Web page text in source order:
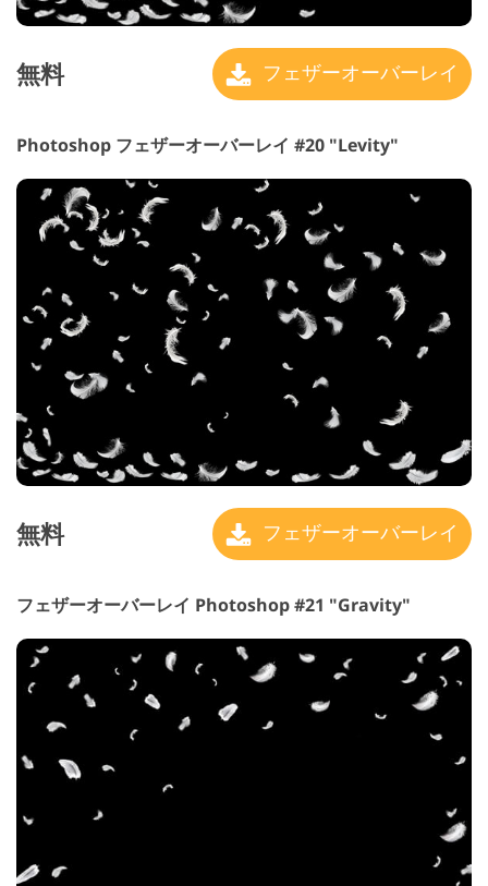
無料 フェザーオーバーレイ
Photoshop フェザーオーバーレイ #20 "Levity"
無料 フェザーオーバーレイ
フェザーオーバーレイ Photoshop #21 "Gravity"